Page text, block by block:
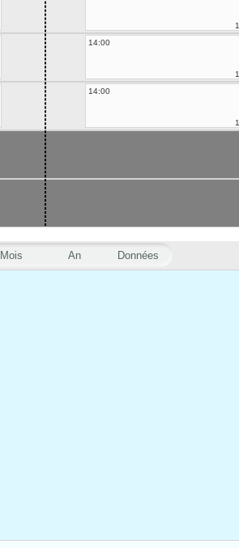
Mois An Données
14:00
14:00